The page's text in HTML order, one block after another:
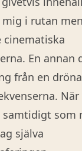
mig i rutan
cinematiska
En annan
från en
samtidigt som
själva